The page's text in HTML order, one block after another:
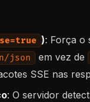
): Força o
json
em vez de
SSE nas
: O servidor